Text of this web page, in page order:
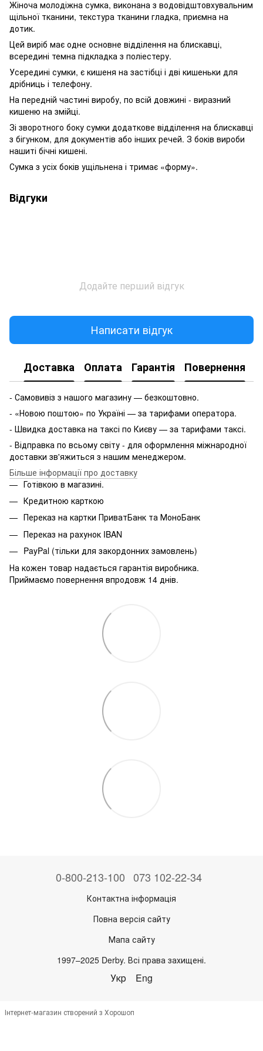
Жіноча молодіжна сумка, виконана з водовідштовхувальним
щільної тканини, текстура тканини гладка, приємна на
дотик.
Цей виріб має одне основне відділення на блискавці,
всередині темна підкладка з поліестеру.
Усередині сумки, є кишеня на застібці і дві кишеньки для
дрібниць і телефону.
На передній частині виробу, по всій довжині - виразний
кишеню на змійці.
Зі зворотного боку сумки додаткове відділення на блискавці
з бігунком, для документів або інших речей. З боків вироби
нашиті бічні кишені.
Сумка з усіх боків ущільнена і тримає «форму».
Відгуки
Додайте перший відгук
Написати відгук
Доставка Оплата Гарантія Повернення
- Самовивіз з нашого магазину — безкоштовно.
- «Новою поштою» по Україні — за тарифами оператора.
- Швидка доставка на таксі по Києву — за тарифами таксі.
- Відправка по всьому світу - для оформлення міжнародної
доставки зв'яжиться з нашим менеджером.
Більше інформації про доставку
Готівкою в магазині.
Кредитною карткою
Переказ на картки ПриватБанк та МоноБанк
Переказ на рахунок IBAN
PayPal (тільки для закордонних замовлень)
На кожен товар надається гарантія виробника.
Приймаємо повернення впродовж 14 днів.
0-800-213-100 073 102-22-34
Контактна інформація
Повна версія сайту
Мапа сайту
1997–2025 Derby. Всі права захищені.
Укр Eng
Інтернет-магазин створений з Хорошоп